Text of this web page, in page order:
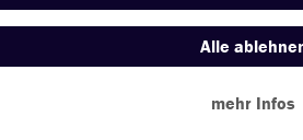
Alle
mehr Infos